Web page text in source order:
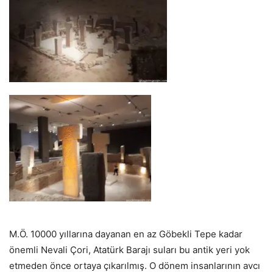
M.Ö. 10000 yıllarına dayanan en az Göbekli Tepe kadar
önemli Nevali Çori, Atatürk Barajı suları bu antik yeri yok
etmeden önce ortaya çıkarılmış. O dönem insanlarının avcı